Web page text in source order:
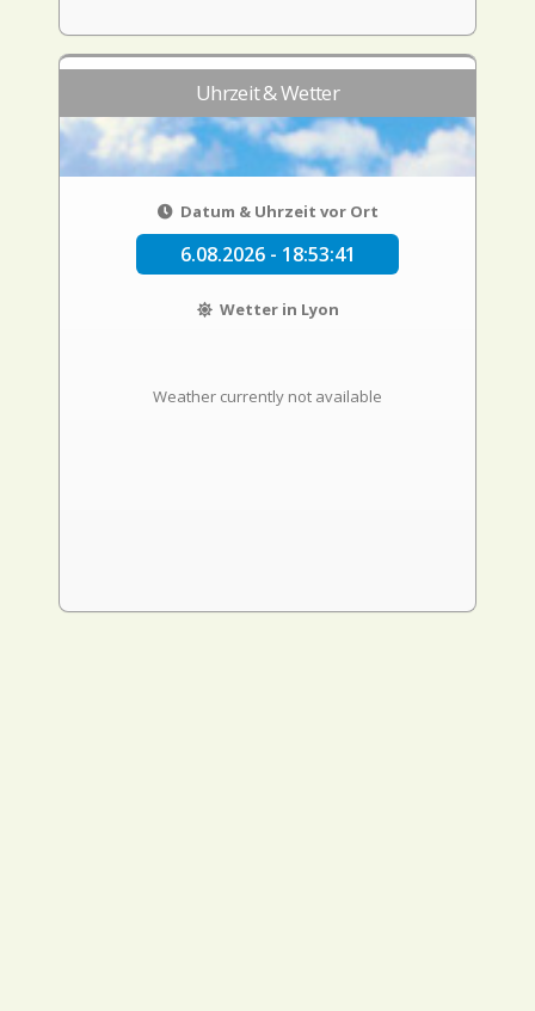
Uhrzeit & Wetter
Datum & Uhrzeit vor Ort
6.08.2026 - 18:53:41
Wetter in Lyon
Weather currently not available